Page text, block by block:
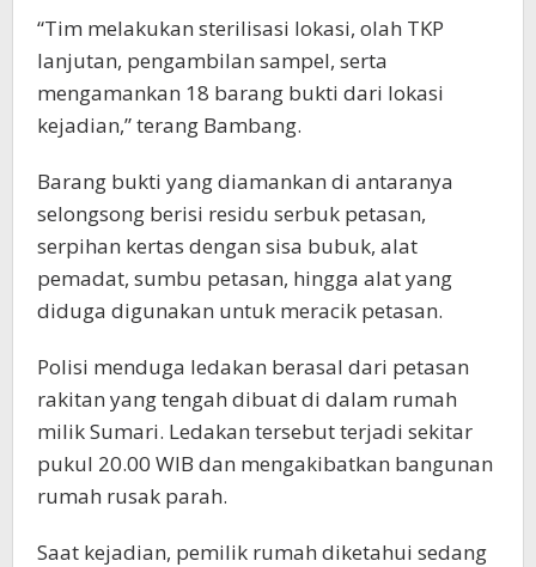
“Tim melakukan sterilisasi lokasi, olah TKP
lanjutan, pengambilan sampel, serta
mengamankan 18 barang bukti dari lokasi
kejadian,” terang Bambang.
Barang bukti yang diamankan di antaranya
selongsong berisi residu serbuk petasan,
serpihan kertas dengan sisa bubuk, alat
pemadat, sumbu petasan, hingga alat yang
diduga digunakan untuk meracik petasan.
Polisi menduga ledakan berasal dari petasan
rakitan yang tengah dibuat di dalam rumah
milik Sumari. Ledakan tersebut terjadi sekitar
pukul 20.00 WIB dan mengakibatkan bangunan
rumah rusak parah.
Saat kejadian, pemilik rumah diketahui sedang